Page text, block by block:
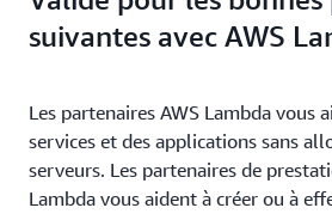
suivantes avec AWS
Les partenaires AWS Lambda vous
services et des applications sans
serveurs. Les partenaires de
Lambda vous aident à créer ou à